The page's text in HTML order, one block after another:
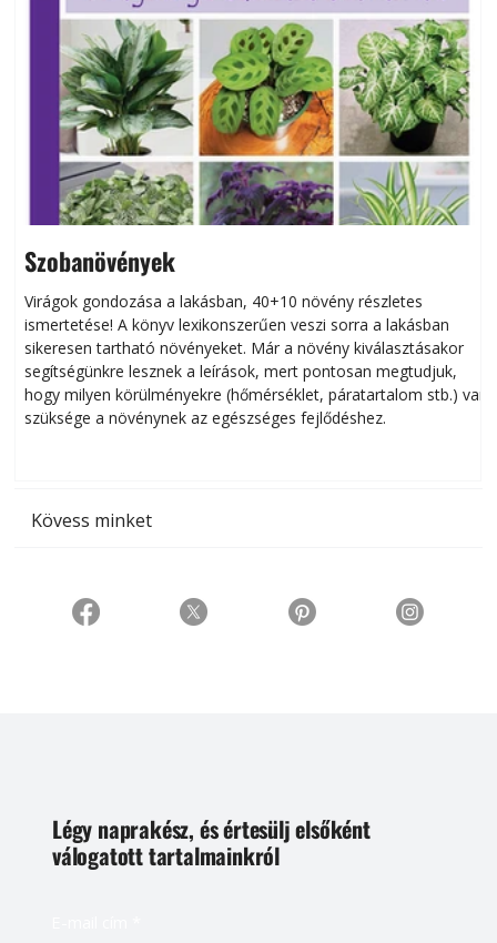
Szobanövények
Virágok gondozása a lakásban, 40+10 növény részletes
ismertetése! A könyv lexikonszerűen veszi sorra a lakásban
sikeresen tart­ha­tó növényeket. Már a növény kiválasztásakor
segítségünkre lesznek a leírások, mert pontosan megtudjuk,
hogy milyen körülményekre (hőmérséklet, páratartalom stb.) van
szüksége a növénynek az egészséges fejlődéshez.
Kövess minket
Légy naprakész, és értesülj elsőként
válogatott tartalmainkról